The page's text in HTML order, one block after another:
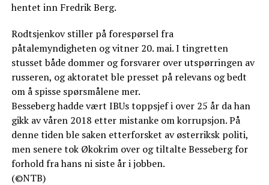
hentet inn Fredrik Berg.
Rodtsjenkov stiller på forespørsel fra
påtalemyndigheten og vitner 20. mai. I tingretten
stusset både dommer og forsvarer over utspørringen av
russeren, og aktoratet ble presset på relevans og bedt
om å spisse spørsmålene mer.
Besseberg hadde vært IBUs toppsjef i over 25 år da han
gikk av våren 2018 etter mistanke om korrupsjon. På
denne tiden ble saken etterforsket av østerriksk politi,
men senere tok Økokrim over og tiltalte Besseberg for
forhold fra hans ni siste år i jobben.
(©NTB)